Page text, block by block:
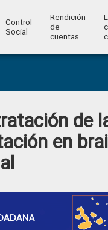
Control
Social
Rendición
de
cuentas
de
en